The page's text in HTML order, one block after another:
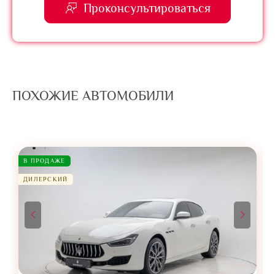
Проконсультироваться
ПОХОЖИЕ АВТОМОБИЛИ
В ПРОДАЖЕ
ДИЛЕРСКИЙ